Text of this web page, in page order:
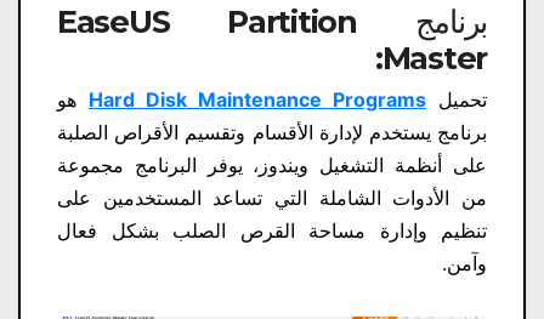
برنامج EaseUS Partition
Master:
تحميل Hard Disk Maintenance Programs هو
برنامج يستخدم لإدارة الأقسام وتقسيم الأقراص الصلبة
على أنظمة التشغيل ويندوز، يوفر البرنامج مجموعة
من الأدوات الشاملة التي تساعد المستخدمين على
تنظيم وإدارة مساحة القرص الصلب بشكل فعال
وآمن.